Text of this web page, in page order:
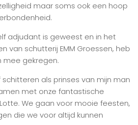
maar soms ook een hoop
adjudant is geweest en in het
van schutterij EMM Groessen, heb
mee gekregen.
schitteren als prinses van mijn man
met onze fantastische
We gaan voor mooie feesten,
die we voor altijd kunnen